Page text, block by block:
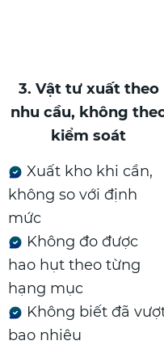
3. Vật tư xuất theo
nhu cầu, không
kiểm soát
Xuất kho khi cần,
không so với định
mức
Không đo được
hao hụt theo từng
hạng mục
Không biết đã
bao nhiêu